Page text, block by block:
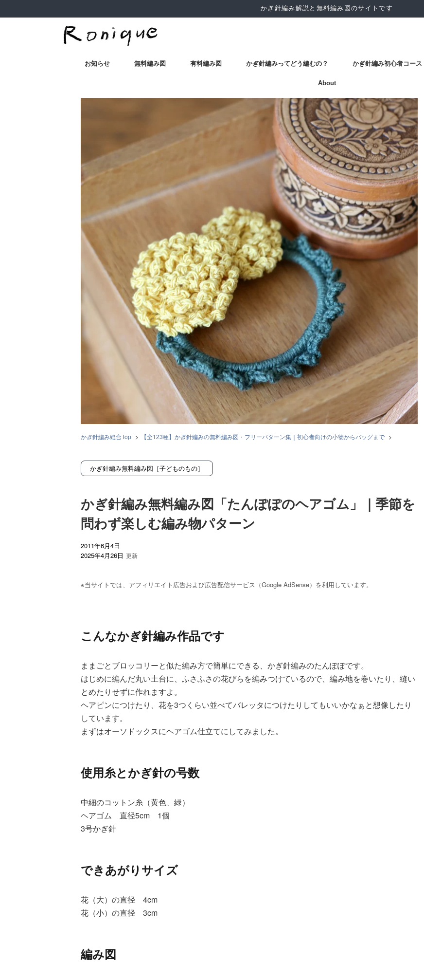
かぎ針編み解説と無料編み図のサイトです
お知らせ 無料編み図 有料編み図 かぎ針編みってどう編むの？ かぎ針編み初心者コース
About
かぎ針編み総合Top > 【全123種】かぎ針編みの無料編み図・フリーパターン集｜初心者向けの小物からバッグまで >
かぎ針編み無料編み図「たんぽぽのヘアゴム」｜季節を問わず楽しむ編み物パターン
かぎ針編み無料編み図［子どものもの］
かぎ針編み無料編み図「たんぽぽのヘアゴム」｜季節を
問わず楽しむ編み物パターン
2011年6月4日
2025年4月26日
※当サイトでは、アフィリエイト広告および広告配信サービス（Google AdSense）を利用しています。
こんなかぎ針編み作品です
ままごとブロッコリーと似た編み方で簡単にできる、かぎ針編みのたんぽぽです。
はじめに編んだ丸い土台に、ふさふさの花びらを編みつけているので、編み地を巻いたり、縫い
とめたりせずに作れますよ。
ヘアピンにつけたり、花を3つくらい並べてバレッタにつけたりしてもいいかなぁと想像したり
しています。
まずはオーソドックスにヘアゴム仕立てにしてみました。
使用糸とかぎ針の号数
中細のコットン糸（黄色、緑）
ヘアゴム 直径5cm 1個
3号かぎ針
できあがりサイズ
花（大）の直径 4cm
花（小）の直径 3cm
編み図